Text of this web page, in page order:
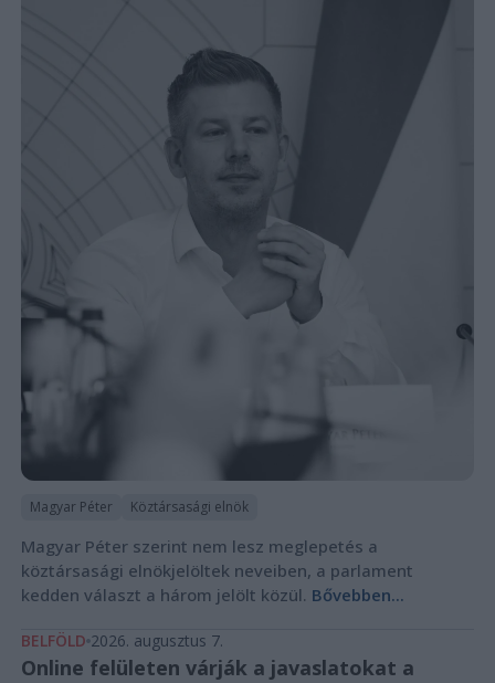
Magyar Péter Köztársasági elnök
Magyar Péter szerint nem lesz meglepetés a
köztársasági elnökjelöltek neveiben, a parlament
kedden választ a három jelölt közül. Bővebben...
BELFÖLD 2026. augusztus 7.
Online felületen várják a javaslatokat a